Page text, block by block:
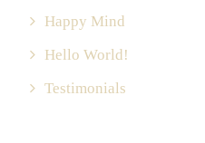
Happy Mind
Hello World!
Testimonials